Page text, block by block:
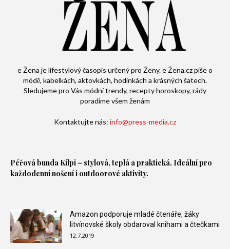
e Žena je lifestylový časopis určený pro Ženy. e Žena.cz píše o
módě, kabelkách, aktovkách, hodinkách a krásných šatech.
Sledujeme pro Vás módní trendy, recepty horoskopy, rády
poradíme všem ženám
Kontaktujte nás: info@press-media.cz
Péřová bunda Kilpi – stylová, teplá a praktická. Ideální pro
každodenní nošení i outdoorové aktivity.
Amazon podporuje mladé čtenáře, žáky
litvínovské školy obdaroval knihami a čtečkami
12.7.2019